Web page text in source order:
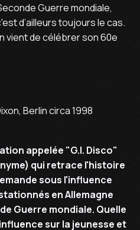
Guerre mondiale,
d’ailleurs toujours le cas.
vient de célébrer son 60e
Berlin circa 1998
appelée "G.I. Disco"
qui retrace l'histoire
sous l'influence
en Allemagne
Guerre mondiale. Quelle
sur la jeunesse et